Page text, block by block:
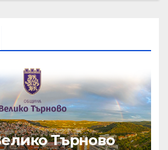
Търново